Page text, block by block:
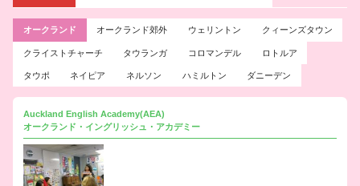
オークランド オークランド郊外 ウェリントン クィーンズタウン
クライストチャーチ タウランガ コロマンデル ロトルア
タウポ ネイピア ネルソン ハミルトン ダニーデン
Auckland English Academy(AEA)
オークランド・イングリッシュ・アカデミー